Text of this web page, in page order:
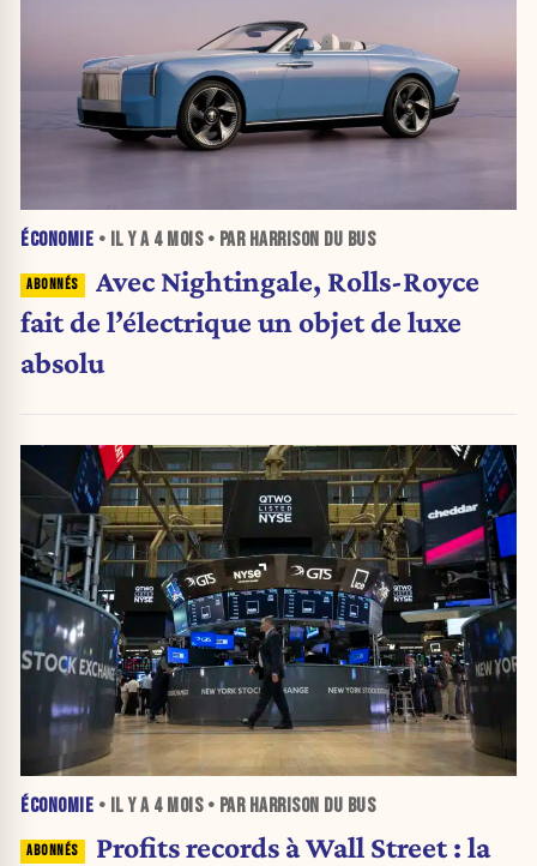
ÉCONOMIE • IL Y A 4 MOIS• PAR HARRISON DU BUS
Avec Nightingale, Rolls-Royce
fait de l’électrique un objet de luxe
absolu
ÉCONOMIE • IL Y A 4 MOIS• PAR HARRISON DU BUS
Profits records à Wall Street : la